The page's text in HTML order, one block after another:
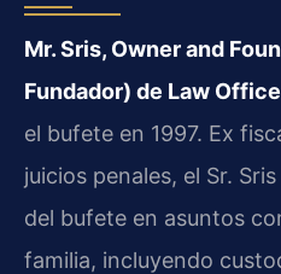
Mr. Sris, Owner and
Fundador) de Law
el bufete en 1997. Ex
juicios penales, el Sr.
del bufete en asuntos
familia, incluyendo